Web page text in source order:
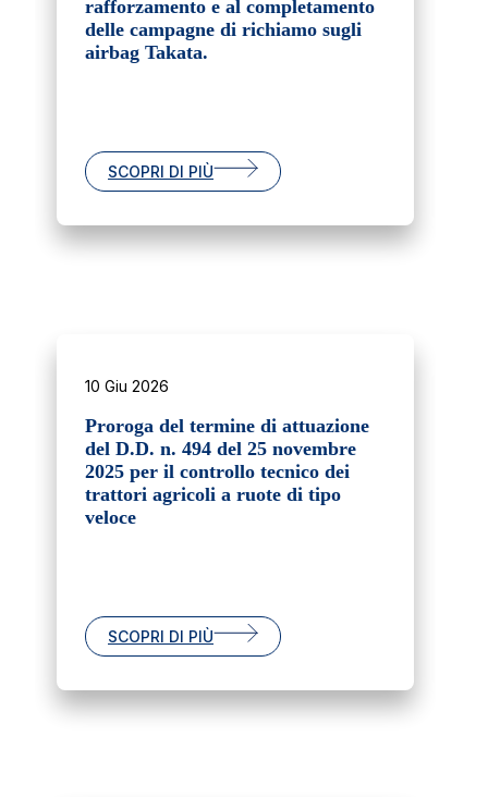
rafforzamento e al completamento
delle campagne di richiamo sugli
airbag Takata.
SCOPRI DI PIÙ
10 Giu 2026
Proroga del termine di attuazione
del D.D. n. 494 del 25 novembre
2025 per il controllo tecnico dei
trattori agricoli a ruote di tipo
veloce
SCOPRI DI PIÙ